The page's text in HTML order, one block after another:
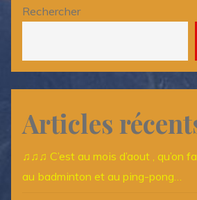
Rechercher
Articles
♫♫♫ C’est au mois d’aout , qu’on
au badminton et au ping-pong…